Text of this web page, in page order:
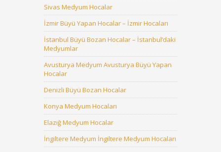
Sivas Medyum Hocalar
İzmir Büyü Yapan Hocalar – İzmir Hocaları
İstanbul Büyü Bozan Hocalar – İstanbul’daki
Medyumlar
Avusturya Medyum Avusturya Büyü Yapan
Hocalar
Denizli Büyü Bozan Hocalar
Konya Medyum Hocaları
Elazığ Medyum Hocalar
İngiltere Medyum İngiltere Medyum Hocaları